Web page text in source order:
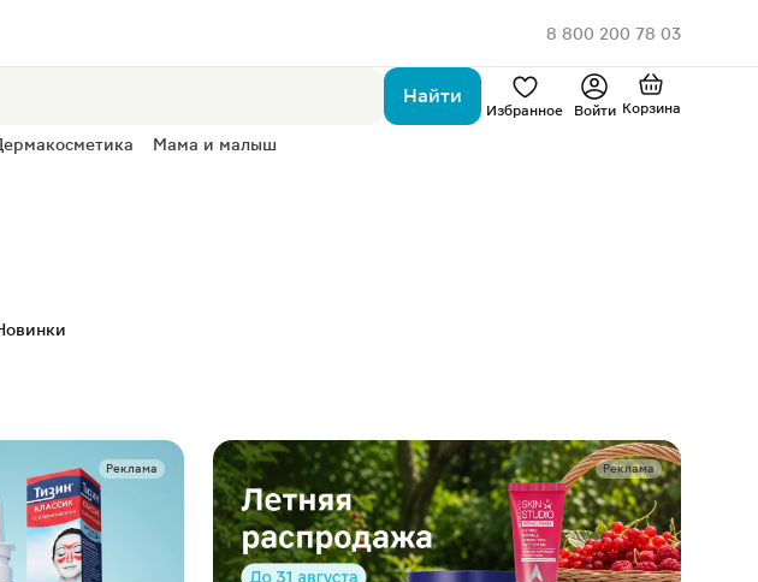
8 800 200 78 03
Найти
Избранное Войти Корзина
Мама и малыш
Реклама Реклама